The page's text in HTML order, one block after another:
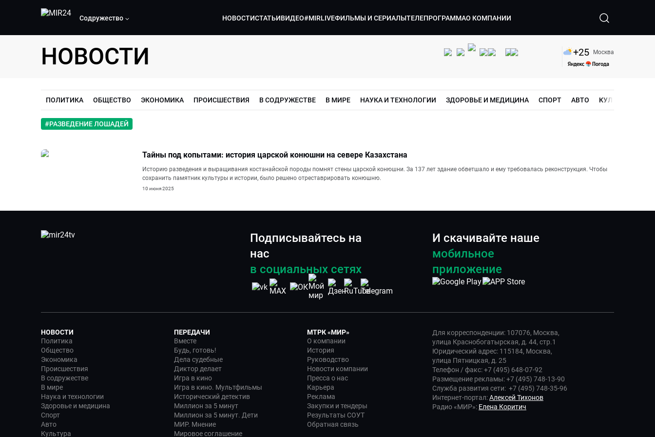
Содружество НОВОСТИСТАТЬИВИДЕО#MIRLIVEФИЛЬМЫ И СЕРИАЛЫТЕЛЕПРОГРАММАО КОМПАНИИ
НОВОСТИ +25 Москва
ПОЛИТИКА ОБЩЕСТВО ЭКОНОМИКА ПРОИСШЕСТВИЯ В СОДРУЖЕСТВЕ В МИРЕ НАУКА И ТЕХНОЛОГИИ ЗДОРОВЬЕ И МЕДИЦИНА СПОРТ АВТО КУЛЬТУРА
#РАЗВЕДЕНИЕ ЛОШАДЕЙ
Тайны под копытами: история царской конюшни на севере Казахстана
Историю разведения и выращивания костанайской породы помнят стены царской конюшни. За 137 лет здание обветшало и ему требовалась реконструкция. Чтобы
сохранить памятник культуры и истории, было решено отреставрировать конюшню.
10 июня 2025
Подписывайтесь на
нас
в социальных сетях
И скачивайте наше
мобильное
приложение
НОВОСТИ
Политика
Общество
Экономика
Происшествия
В содружестве
В мире
Наука и технологии
Здоровье и медицина
Спорт
Авто
Культура
ПЕРЕДАЧИ
Вместе
Будь, готовь!
Дела судебные
Диктор делает
Игра в кино
Игра в кино. Мультфильмы
Исторический детектив
Миллион за 5 минут
Миллион за 5 минут. Дети
МИР. Мнение
Мировое соглашение
МТРК «МИР»
О компании
История
Руководство
Новости компании
Пресса о нас
Карьера
Реклама
Закупки и тендеры
Результаты СОУТ
Обратная связь
Для корреспонденции: 107076, Москва,
улица Краснобогатырская, д. 44, стр.1
Юридический адрес: 115184, Москва,
улица Пятницкая, д. 25
Телефон / факс: +7 (495) 648-07-92
Размещение рекламы: +7 (495) 748-13-90
Служба развития сети: +7 (495) 748-35-96
Интернет-портал:Алексей Тихонов
Радио «МИР»: Елена Коритич